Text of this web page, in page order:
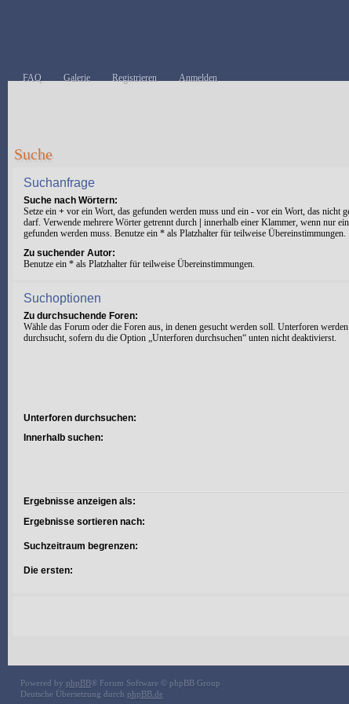
FAQ Galerie Registrieren Anmelden
Suche
Suchanfrage
Suche nach Wörtern:
Setze ein + vor ein Wort, das gefunden werden muss und ein - vor ein Wort, das nicht
darf. Verwende mehrere Wörter getrennt durch
innerhalb einer Klammer, wenn nur
gefunden werden muss. Benutze ein * als Platzhalter für teilweise Übereinstimmungen.
Zu suchender Autor:
Benutze ein * als Platzhalter für teilweise Übereinstimmungen.
Suchoptionen
Zu durchsuchende Foren:
Wähle das Forum oder die Foren aus, in denen gesucht werden soll. Unterforen
durchsucht, sofern du die Option „Unterforen durchsuchen“ unten nicht deaktivierst.
Unterforen durchsuchen:
Innerhalb suchen:
Ergebnisse anzeigen als:
Ergebnisse sortieren nach:
Suchzeitraum begrenzen:
Die ersten:
Powered by phpBB® Forum Software © phpBB Group
Deutsche Übersetzung durch phpBB.de